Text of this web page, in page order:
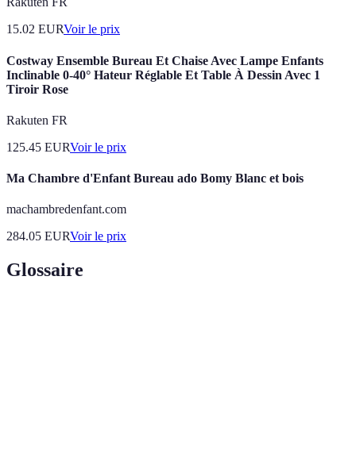
15.02 EURVoir le prix
Costway Ensemble Bureau Et Chaise Avec Lampe Enfants
Inclinable 0-40° Hateur Réglable Et Table À Dessin Avec 1
Tiroir Rose
Rakuten FR
125.45 EURVoir le prix
Ma Chambre d'Enfant Bureau ado Bomy Blanc et bois
machambredenfant.com
284.05 EURVoir le prix
Glossaire